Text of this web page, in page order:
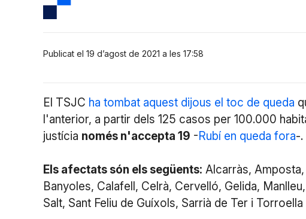
Publicat el 19 d’agost de 2021 a les 17:58
El TSJC ha tombat aquest dijous el toc de queda
l'anterior, a partir dels 125 casos per 100.000
justícia només n'accepta 19 -Rubí en queda fora-.
Els afectats són els següents: Alcarràs,
Banyoles, Calafell, Celrà, Cervelló, Gelida,
Salt, Sant Feliu de Guíxols, Sarrià de Ter i